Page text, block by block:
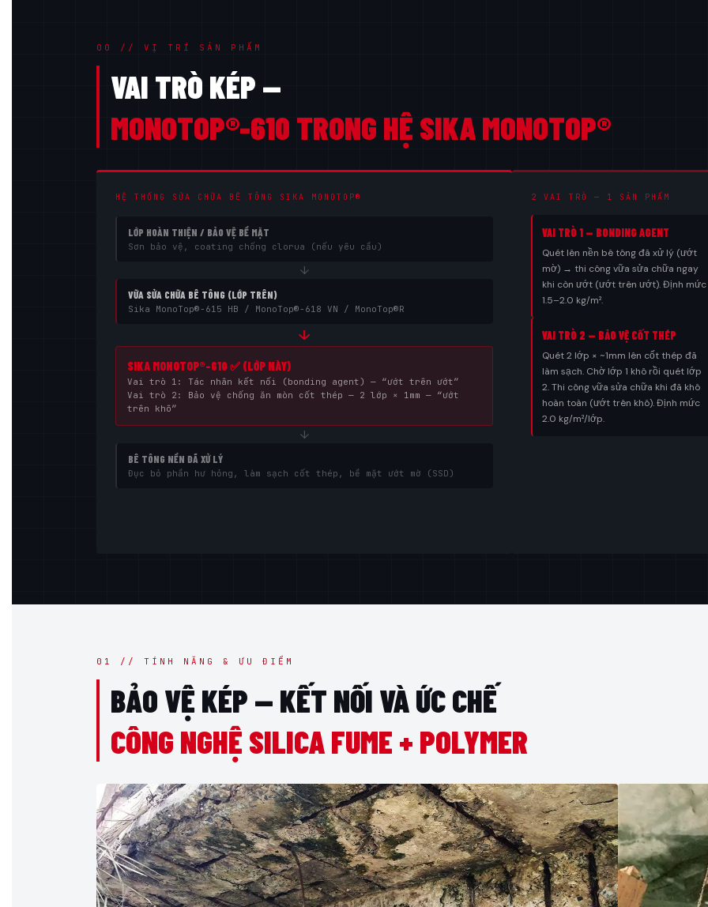
00 // VỊ TRÍ SẢN PHẨM
VAI TRÒ KÉP —
MONOTOP®-610 TRONG HỆ SIKA MONOTOP®
HỆ THỐNG SỬA CHỮA BÊ TÔNG SIKA MONOTOP®
LỚP HOÀN THIỆN / BẢO VỆ BỀ MẶT
Sơn bảo vệ, coating chống clorua (nếu yêu cầu)
↓
VỮA SỬA CHỮA BÊ TÔNG (LỚP TRÊN)
Sika MonoTop®-615 HB / MonoTop®-618 VN / MonoTop®R
↓
SIKA MONOTOP®-610 ✅ (LỚP NÀY)
Vai trò 1: Tác nhân kết nối (bonding agent) — “ướt trên ướt”
Vai trò 2: Bảo vệ chống ăn mòn cốt thép — 2 lớp × 1mm — “ướt
trên khô”
↓
BÊ TÔNG NỀN ĐÃ XỬ LÝ
Đục bỏ phần hư hỏng, làm sạch cốt thép, bề mặt ướt mờ (SSD)
2 VAI TRÒ — 1 SẢN PHẨM
VAI TRÒ 1 — BONDING AGENT
Quét lên nền bê tông đã xử lý (ướt
mờ) → thi công vữa sửa chữa ngay
khi còn ướt (ướt trên ướt). Định mức
1.5–2.0 kg/m².
VAI TRÒ 2 — BẢO VỆ CỐT THÉP
Quét 2 lớp × ~1mm lên cốt thép đã
làm sạch. Chờ lớp 1 khô rồi quét lớp
2. Thi công vữa sửa chữa khi đã khô
hoàn toàn (ướt trên khô). Định mức
2.0 kg/m²/lớp.
01 // TÍNH NĂNG & ƯU ĐIỂM
BẢO VỆ KÉP — KẾT NỐI VÀ ỨC CHẾ
CÔNG NGHỆ SILICA FUME + POLYMER